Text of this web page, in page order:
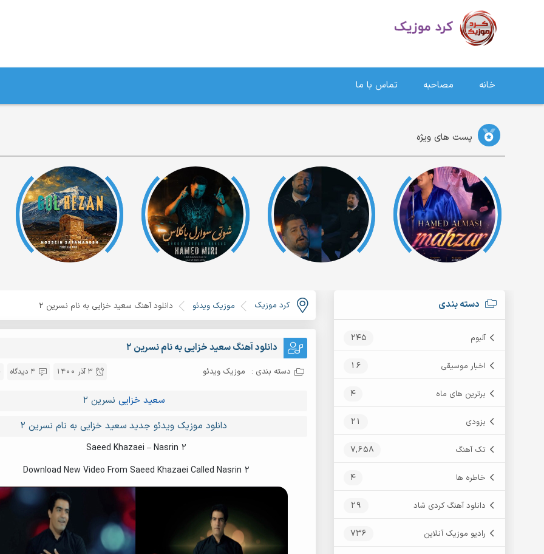
خانه مصاحبه تماس با ما
پست های ویژه
دسته بندی
آلبوم 245
اخبار موسیقی 16
برترین های ماه 4
بزودی 21
تک آهنگ 7,658
خاطره ها 4
دانلود آهنگ کردی شاد 29
رادیو موزیک آنلاین 736
کرد موزیک موزیک ویدئو دانلود آهنگ سعید خزایی به نام نسرین ۲
دانلود آهنگ سعید خزایی به نام نسرین ۲
دسته بندی : موزیک ویدئو 4 دیدگاه 3 آذر 1400
سعید خزایی نسرین ۲
دانلود موزیک ویدئو جدید سعید خزایی به نام نسرین ۲
Saeed Khazaei – Nasrin 2
Download New Video From Saeed Khazaei Called Nasrin 2